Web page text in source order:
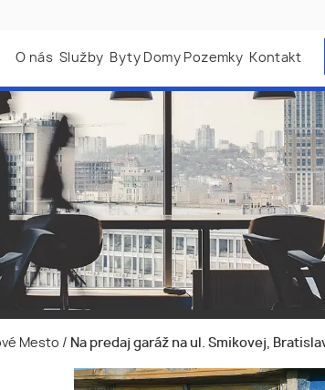
O nás Služby Byty Domy Pozemky Kontakt
Mesto / Na predaj garáž na ul. Smikovej,